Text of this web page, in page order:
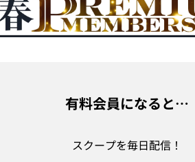
有料会員になると…
スクープを毎日配信！